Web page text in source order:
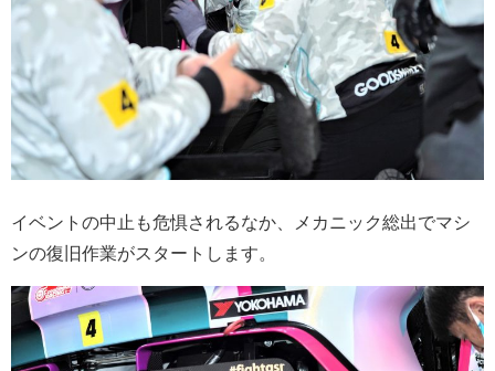
イベントの中止も危惧されるなか、メカニック総出でマシ
ンの復旧作業がスタートします。